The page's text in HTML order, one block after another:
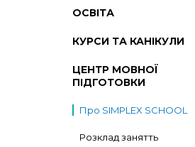
ОСВІТА
КУРСИ ТА КАНІКУЛИ
ЦЕНТР МОВНОЇ
ПІДГОТОВКИ
Про SIMPLEX SCHOOL
Розклад занятть